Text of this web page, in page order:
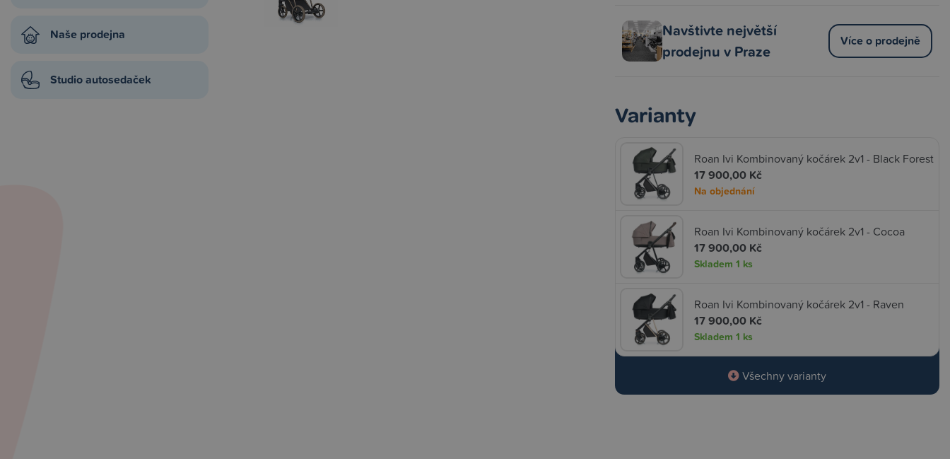
Naše prodejna
Studio autosedaček
Navštivte největší
prodejnu v Praze
Více o prodejně
Varianty
Roan Ivi Kombinovaný kočárek 2v1 - Black Forest
17 900,00 Kč
Na objednání
Roan Ivi Kombinovaný kočárek 2v1 - Cocoa
17 900,00 Kč
Skladem 1 ks
Roan Ivi Kombinovaný kočárek 2v1 - Raven
17 900,00 Kč
Skladem 1 ks
Všechny varianty